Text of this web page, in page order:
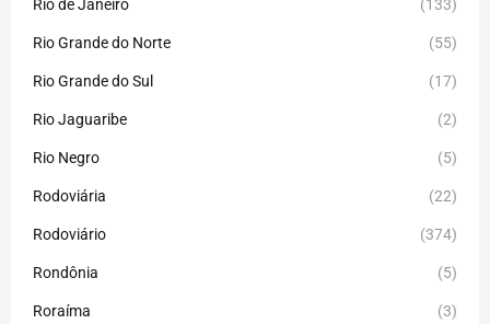
Rio de Janeiro (133)
Rio Grande do Norte (55)
Rio Grande do Sul (17)
Rio Jaguaribe (2)
Rio Negro (5)
Rodoviária (22)
Rodoviário (374)
Rondônia (5)
Roraíma (3)